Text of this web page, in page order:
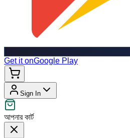
Get it onGoogle Play
Sign In
আপনার কার্ট